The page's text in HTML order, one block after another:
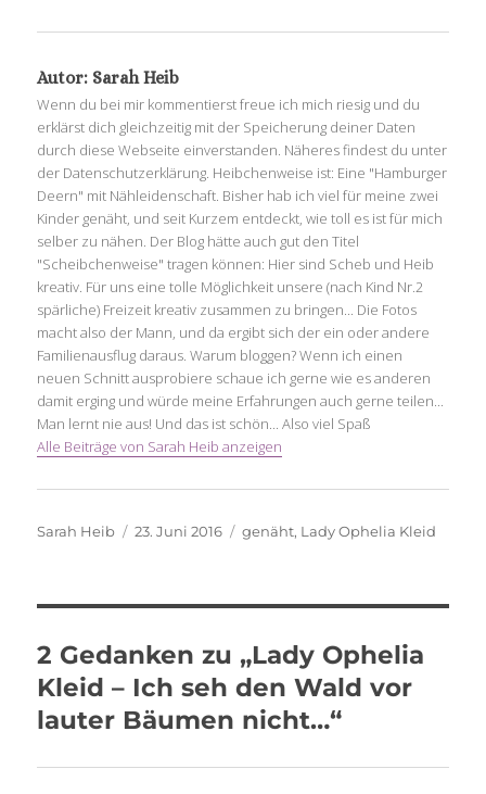
Autor: Sarah Heib
Wenn du bei mir kommentierst freue ich mich riesig und du
erklärst dich gleichzeitig mit der Speicherung deiner Daten
durch diese Webseite einverstanden. Näheres findest du unter
der Datenschutzerklärung. Heibchenweise ist: Eine "Hamburger
Deern" mit Nähleidenschaft. Bisher hab ich viel für meine zwei
Kinder genäht, und seit Kurzem entdeckt, wie toll es ist für mich
selber zu nähen. Der Blog hätte auch gut den Titel
"Scheibchenweise" tragen können: Hier sind Scheb und Heib
kreativ. Für uns eine tolle Möglichkeit unsere (nach Kind Nr.2
spärliche) Freizeit kreativ zusammen zu bringen... Die Fotos
macht also der Mann, und da ergibt sich der ein oder andere
Familienausflug daraus. Warum bloggen? Wenn ich einen
neuen Schnitt ausprobiere schaue ich gerne wie es anderen
damit erging und würde meine Erfahrungen auch gerne teilen...
Man lernt nie aus! Und das ist schön... Also viel Spaß
Alle Beiträge von Sarah Heib anzeigen
Autor
Sarah Heib
Veröffentlicht
23. Juni 2016 Schlagwörter
genäht, Lady Ophelia Kleid
2 Gedanken zu „Lady Ophelia
Kleid – Ich seh den Wald vor
lauter Bäumen nicht…“